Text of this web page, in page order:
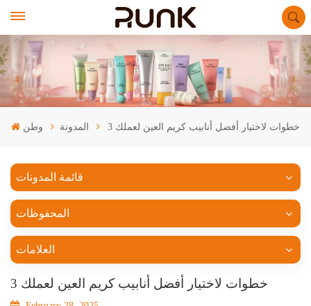
وطن المدونة 3 خطوات لاختيار أفضل أنابيب كريم العين لعملك
قائمة المدونات
المحفوظات
العلامات
3 خطوات لاختيار أفضل أنابيب كريم العين لعملك